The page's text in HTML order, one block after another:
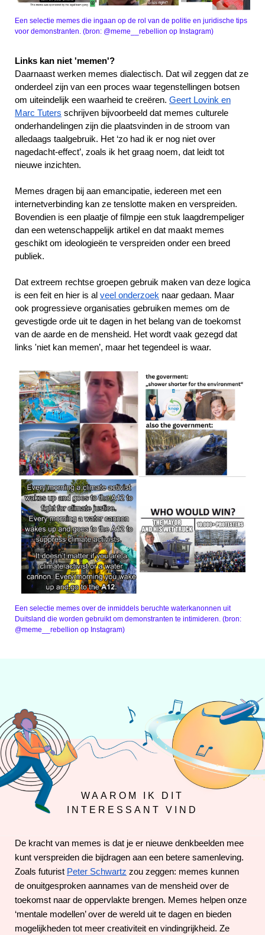
Een selectie memes die ingaan op de rol van de politie en juridische tips
voor demonstranten. (bron: @meme__rebellion op Instagram)
Links kan niet 'memen'?
Daarnaast werken memes dialectisch. Dat wil zeggen dat ze
onderdeel zijn van een proces waar tegenstellingen botsen
om uiteindelijk een waarheid te creëren. Geert Lovink en
Marc Tuters schrijven bijvoorbeeld dat memes culturele
onderhandelingen zijn die plaatsvinden in de stroom van
alledaags taalgebruik. Het ‘zo had ik er nog niet over
nagedacht-effect’, zoals ik het graag noem, dat leidt tot
nieuwe inzichten.
Memes dragen bij aan emancipatie, iedereen met een
internetverbinding kan ze tenslotte maken en verspreiden.
Bovendien is een plaatje of filmpje een stuk laagdrempeliger
dan een wetenschappelijk artikel en dat maakt memes
geschikt om ideologieën te verspreiden onder een breed
publiek.
Dat extreem rechtse groepen gebruik maken van deze logica
is een feit en hier is al veel onderzoek naar gedaan. Maar
ook progressieve organisaties gebruiken memes om de
gevestigde orde uit te dagen in het belang van de toekomst
van de aarde en de mensheid. Het wordt vaak gezegd dat
links 'niet kan memen’, maar het tegendeel is waar.
Een selectie memes over de inmiddels beruchte waterkanonnen uit
Duitsland die worden gebruikt om demonstranten te intimideren. (bron:
@meme__rebellion op Instagram)
WAAROM IK DIT
INTERESSANT VIND
De kracht van memes is dat je er nieuwe denkbeelden mee
kunt verspreiden die bijdragen aan een betere samenleving.
Zoals futurist Peter Schwartz zou zeggen: memes kunnen
de onuitgesproken aannames van de mensheid over de
toekomst naar de oppervlakte brengen. Memes helpen onze
‘mentale modellen’ over de wereld uit te dagen en bieden
mogelijkheden tot meer creativiteit en vindingrijkheid. Ze